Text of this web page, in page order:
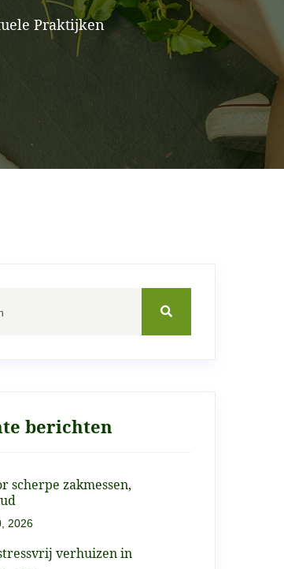
Praktijken
berichten
scherpe zakmessen,
2026
verhuizen in